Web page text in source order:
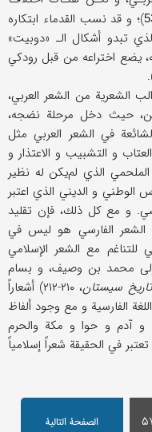
)؛ و قد نسب القدماء ابتكاره
تبدو أشكال الـ «دوبيت»
يضع اختراعه من قبل رودكي
الشعرية من الشعر العربي،
حيث دخل مرحلة نضجه،
في الشعر العربي مثل
و التشبيب و الاعتذار و
الذي لم‌يكن له نظير
الوطني و الديني الذي اعتبر
و مع كل ذلك، فإن تقليد
الشعر الفارسي هو ليس في
للتناغم مع الشعر الإسلامي
إلى محمد بن وصيف، و بسام
تاريخ سيستان
، ۲۱۰-۲۱۲) أشعاراً
الفارسية و مع وجود ألفاظ
و آدم و حوا و مكة والحرم
في الحقيقة شعراً إسلامياً
الصفحة التالیة